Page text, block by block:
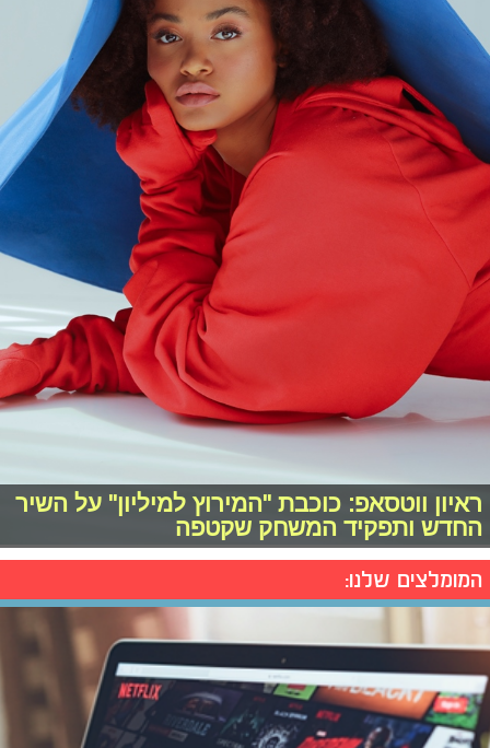
ראיון ווטסאפ: כוכבת "המירוץ למיליון" על השיר
החדש ותפקיד המשחק שקטפה
המומלצים שלנו: